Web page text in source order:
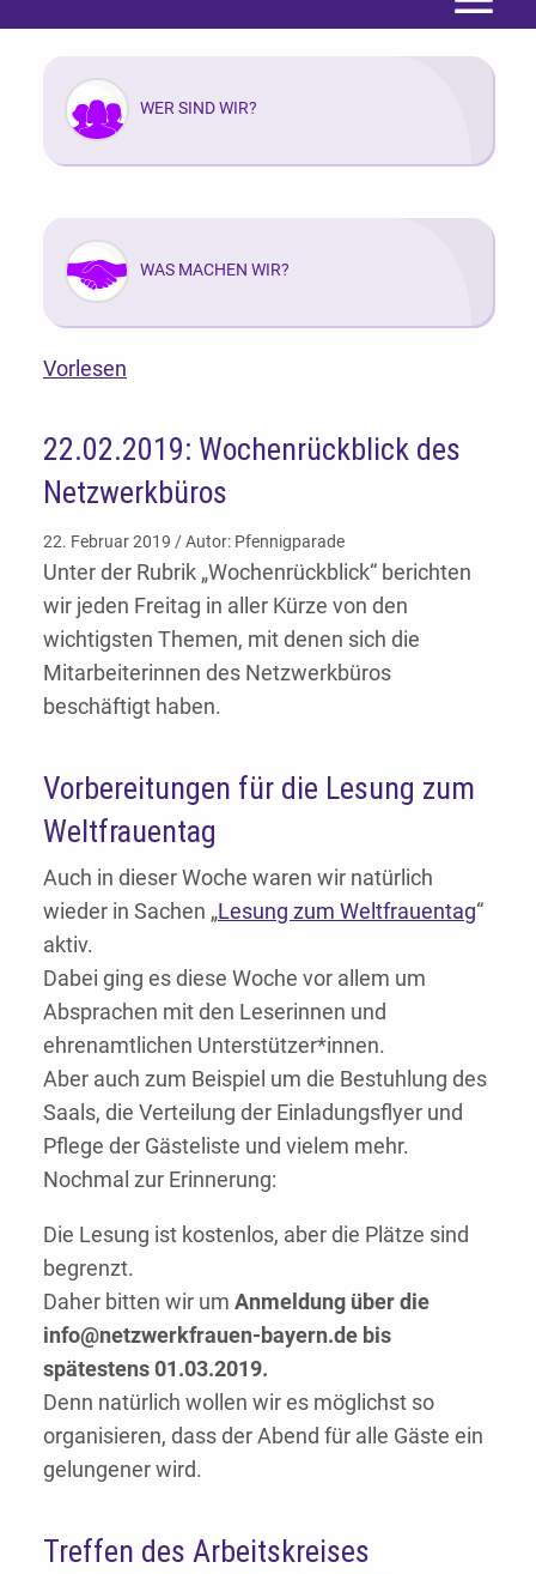
Menü
WER SIND WIR?
WAS MACHEN WIR?
Vorlesen
22.02.2019: Wochenrückblick des
Netzwerkbüros
22. Februar 2019 / Autor: Pfennigparade
Unter der Rubrik „Wochenrückblick“ berichten
wir jeden Freitag in aller Kürze von den
wichtigsten Themen, mit denen sich die
Mitarbeiterinnen des Netzwerkbüros
beschäftigt haben.
Vorbereitungen für die Lesung zum
Weltfrauentag
Auch in dieser Woche waren wir natürlich
wieder in Sachen „Lesung zum Weltfrauentag“
aktiv.
Dabei ging es diese Woche vor allem um
Absprachen mit den Leserinnen und
ehrenamtlichen Unterstützer*innen.
Aber auch zum Beispiel um die Bestuhlung des
Saals, die Verteilung der Einladungsflyer und
Pflege der Gästeliste und vielem mehr.
Nochmal zur Erinnerung:
Die Lesung ist kostenlos, aber die Plätze sind
begrenzt.
Daher bitten wir um Anmeldung über die
info@netzwerkfrauen-bayern.de bis
spätestens 01.03.2019.
Denn natürlich wollen wir es möglichst so
organisieren, dass der Abend für alle Gäste ein
gelungener wird.
Treffen des Arbeitskreises